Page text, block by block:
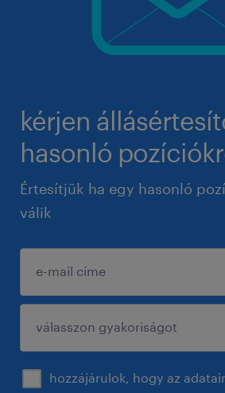
kérjen
hasonló
Értesítjük ha egy hasonló
válik
hozzájárulok, hogy az